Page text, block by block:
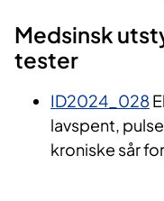
Medsinsk
tester
ID2024_028
lavspent,
kroniske sår